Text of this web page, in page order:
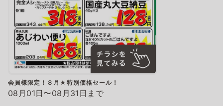
会員様限定！８月★特別価格セール！
08月01日〜08月31日まで